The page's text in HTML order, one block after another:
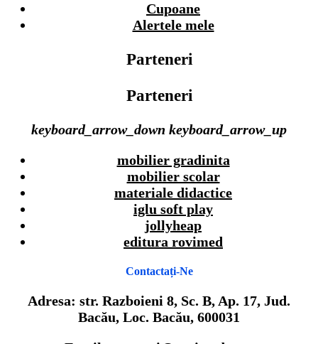
Cupoane
Alertele mele
Parteneri
Parteneri
keyboard_arrow_down keyboard_arrow_up
mobilier gradinita
mobilier scolar
materiale didactice
iglu soft play
jollyheap
editura rovimed
Contactați-Ne
Adresa: str. Razboieni 8, Sc. B, Ap. 17, Jud.
Bacău, Loc. Bacău, 600031